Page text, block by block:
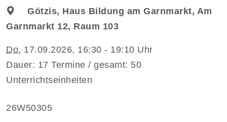
Götzis, Haus Bildung am Garnmarkt, Am
Garnmarkt 12, Raum 103
Do. 17.09.2026, 16:30 - 19:10 Uhr
Dauer: 17 Termine / gesamt: 50
Unterrichtseinheiten
26W50305